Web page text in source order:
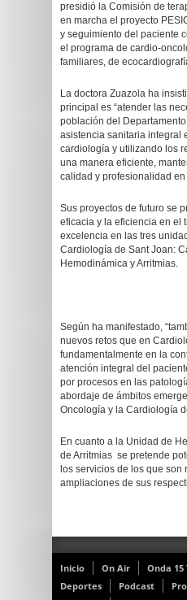
presidió la Comisión de
en marcha el proyecto
y seguimiento del paciente
el programa de cardio-
familiares, de
La doctora Zuazola ha
principal es “atender las
población del
asistencia sanitaria integral
cardiología y utilizando los
una manera eficiente,
calidad y profesionalidad en
Sus proyectos de futuro se
eficacia y la eficiencia en el
excelencia en las tres
Cardiología de Sant Joan:
Hemodinámica y Arritmias.
Según ha manifestado,
nuevos retos que en
fundamentalmente en la
atención integral del
por procesos en las
abordaje de ámbitos
Oncología y la Cardiología
En cuanto a la Unidad de
de Arritmias se pretende
los servicios de los que son
ampliaciones de sus
Inicio On Air Onda 15
Deportes
Podcast